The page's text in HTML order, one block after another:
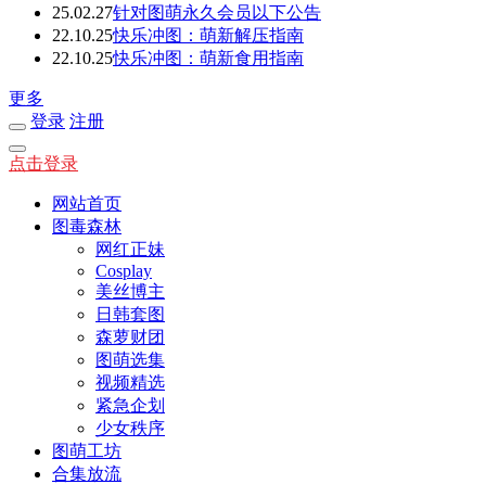
25.02.27针对图萌永久会员以下公告
22.10.25快乐冲图：萌新解压指南
22.10.25快乐冲图：萌新食用指南
更多
登录 注册
点击登录
网站首页
图毒森林
网红正妹
Cosplay
美丝博主
日韩套图
森萝财团
图萌选集
视频精选
紧急企划
少女秩序
图萌工坊
合集放流